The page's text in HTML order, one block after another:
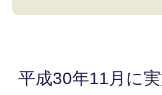
平成30年11月に